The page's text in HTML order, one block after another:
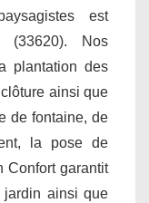
est
(33620). Nos
plantation des
ainsi que
de fontaine, de
la pose de
Confort garantit
jardin ainsi que